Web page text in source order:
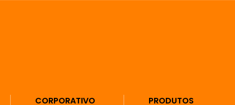
CORPORATIVO PRODUTOS